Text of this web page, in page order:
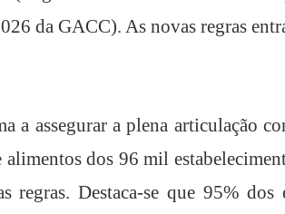
da GACC). As novas regras
assegurar a plena articulação
dos 96 mil
Destaca-se que 95% dos